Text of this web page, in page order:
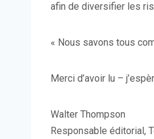
afin de diversifier les
« Nous savons tous
Merci d’avoir lu –
Walter Thompson
Responsable éditorial,